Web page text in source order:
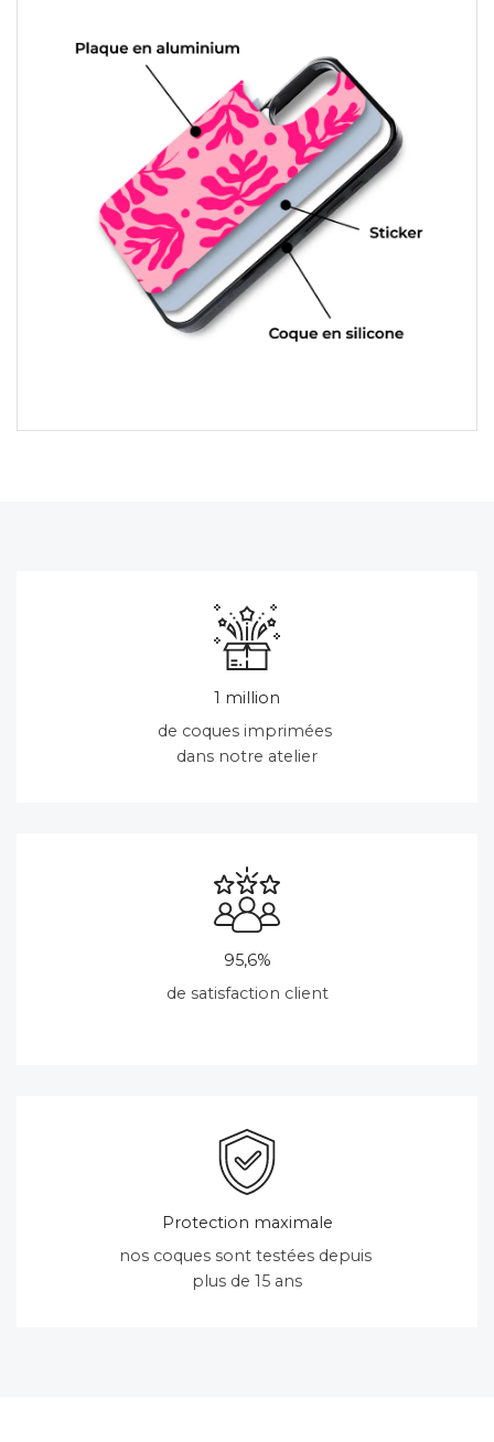
1 million
de coques imprimées
dans notre atelier
95,6%
de satisfaction client
Protection maximale
nos coques sont testées depuis
plus de 15 ans